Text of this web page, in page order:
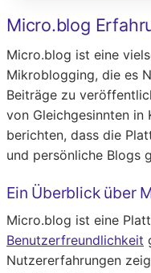
Micro.blog
Micro.blog ist eine
Mikroblogging, die es
Beiträge zu
von Gleichgesinnten
berichten, dass die
und persönliche Blogs
Ein Überblick über
Micro.blog ist eine
Benutzerfreundlichkeit
Nutzererfahrungen